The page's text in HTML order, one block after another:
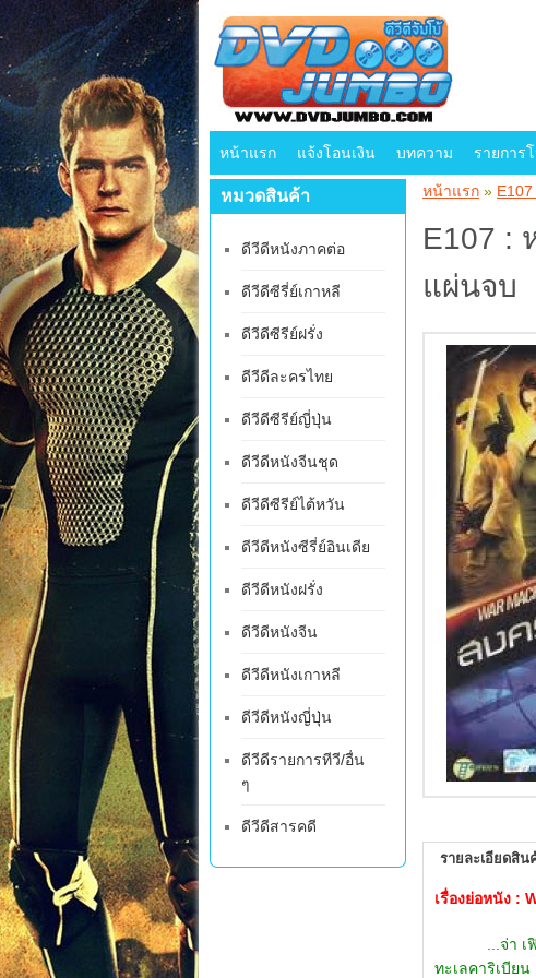
หน้าแรก แจ้งโอนเงิน บทความ รายการ
หมวดสินค้า
ดีวีดีหนังภาคต่อ
ดีวีดีซีรี่ย์เกาหลี
ดีวีดีซีรีย์ฝรั่ง
ดีวีดีละครไทย
ดีวีดีซีรีย์ญี่ปุ่น
ดีวีดีหนังจีนชุด
ดีวีดีซีรีย์ไต้หวัน
ดีวีดีหนังซีรี่ย์อินเดีย
ดีวีดีหนังฝรั่ง
ดีวีดีหนังจีน
ดีวีดีหนังเกาหลี
ดีวีดีหนังญี่ปุ่น
ดีวีดีรายการทีวี/อื่น
ๆ
ดีวีดีสารคดี
หน้าแรก »
E107 :
แผ่นจบ
รายละเอียดสิน
เรื่องย่อหนัง :
...จ่า เฟิร์ชไ
ทะเลคาริเบีย